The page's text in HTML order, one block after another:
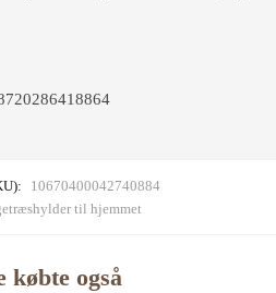
10670400042740884
til hjemmet
købte også